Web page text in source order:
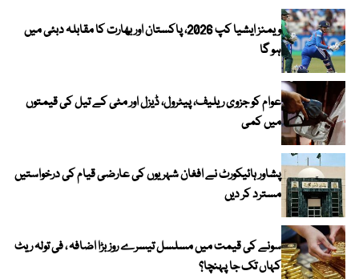
ویمنز ایشیا کپ 2026، پاکستان اور بھارت کا مقابلہ دبئی میں
ہو گا
عوام کو جزوی ریلیف، پیٹرول، ڈیزل اور مٹی کے تیل کی قیمتوں
میں کمی
پشاور ہائیکورٹ نے افغان شہریوں کی عارضی قیام کی درخواستیں
مسترد کر دیں
سونے کی قیمت میں مسلسل تیسرے روز بڑا اضافہ ، فی تولہ ریٹ
کہاں تک جا پہنچا؟